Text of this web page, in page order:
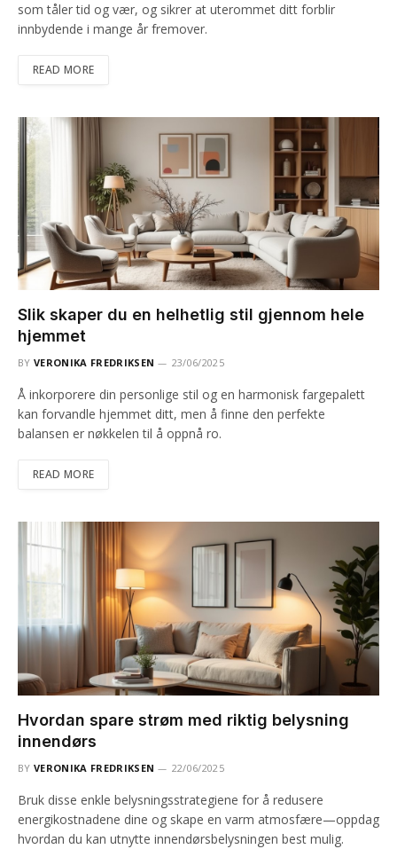
som tåler tid og vær, og sikrer at uterommet ditt forblir
innbydende i mange år fremover.
READ MORE
Slik skaper du en helhetlig stil gjennom hele
hjemmet
BY VERONIKA FREDRIKSEN 23/06/2025
Å inkorporere din personlige stil og en harmonisk fargepalett
kan forvandle hjemmet ditt, men å finne den perfekte
balansen er nøkkelen til å oppnå ro.
READ MORE
Hvordan spare strøm med riktig belysning
innendørs
BY VERONIKA FREDRIKSEN 22/06/2025
Bruk disse enkle belysningsstrategiene for å redusere
energikostnadene dine og skape en varm atmosfære—oppdag
hvordan du kan utnytte innendørsbelysningen best mulig.